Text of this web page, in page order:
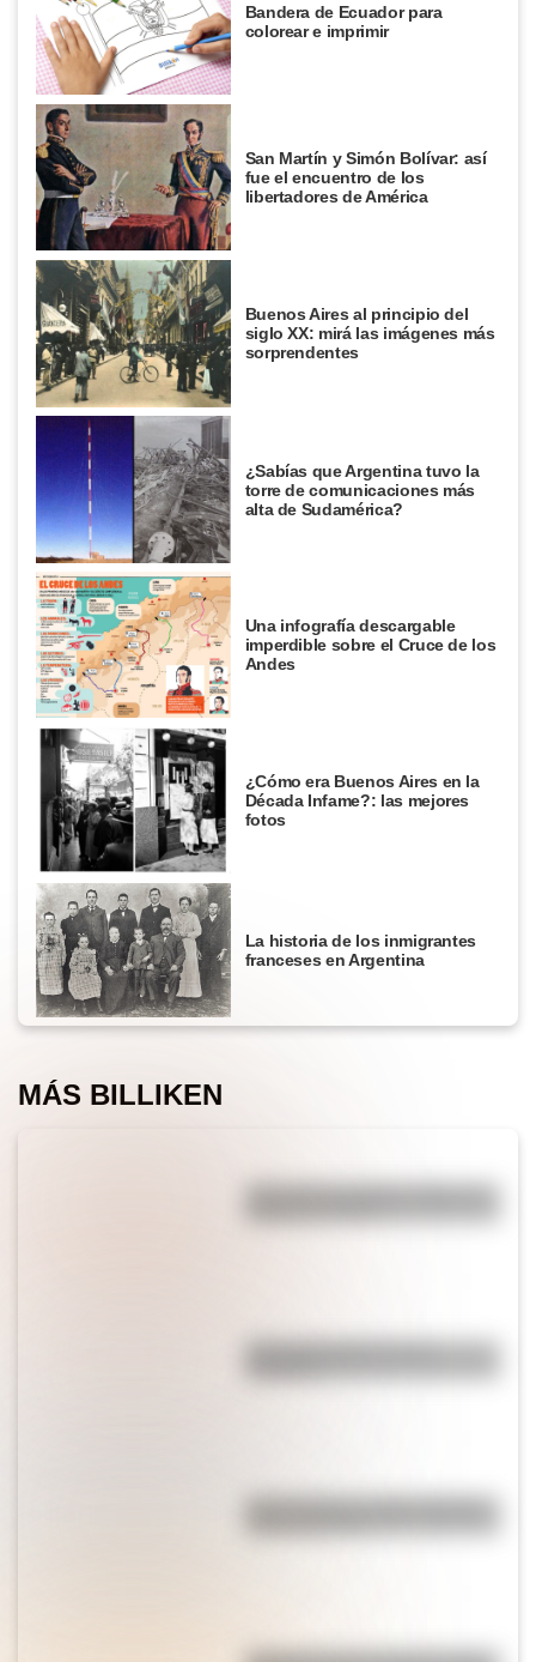
Bandera de Ecuador para
colorear e imprimir
San Martín y Simón Bolívar: así
fue el encuentro de los
libertadores de América
Buenos Aires al principio del
siglo XX: mirá las imágenes más
sorprendentes
¿Sabías que Argentina tuvo la
torre de comunicaciones más
alta de Sudamérica?
Una infografía descargable
imperdible sobre el Cruce de los
Andes
¿Cómo era Buenos Aires en la
Década Infame?: las mejores
fotos
La historia de los inmigrantes
franceses en Argentina
MÁS BILLIKEN
¿Por qué los piratas usaban un
¿Por qué el jabón forma
Qué muestra un mapa temático